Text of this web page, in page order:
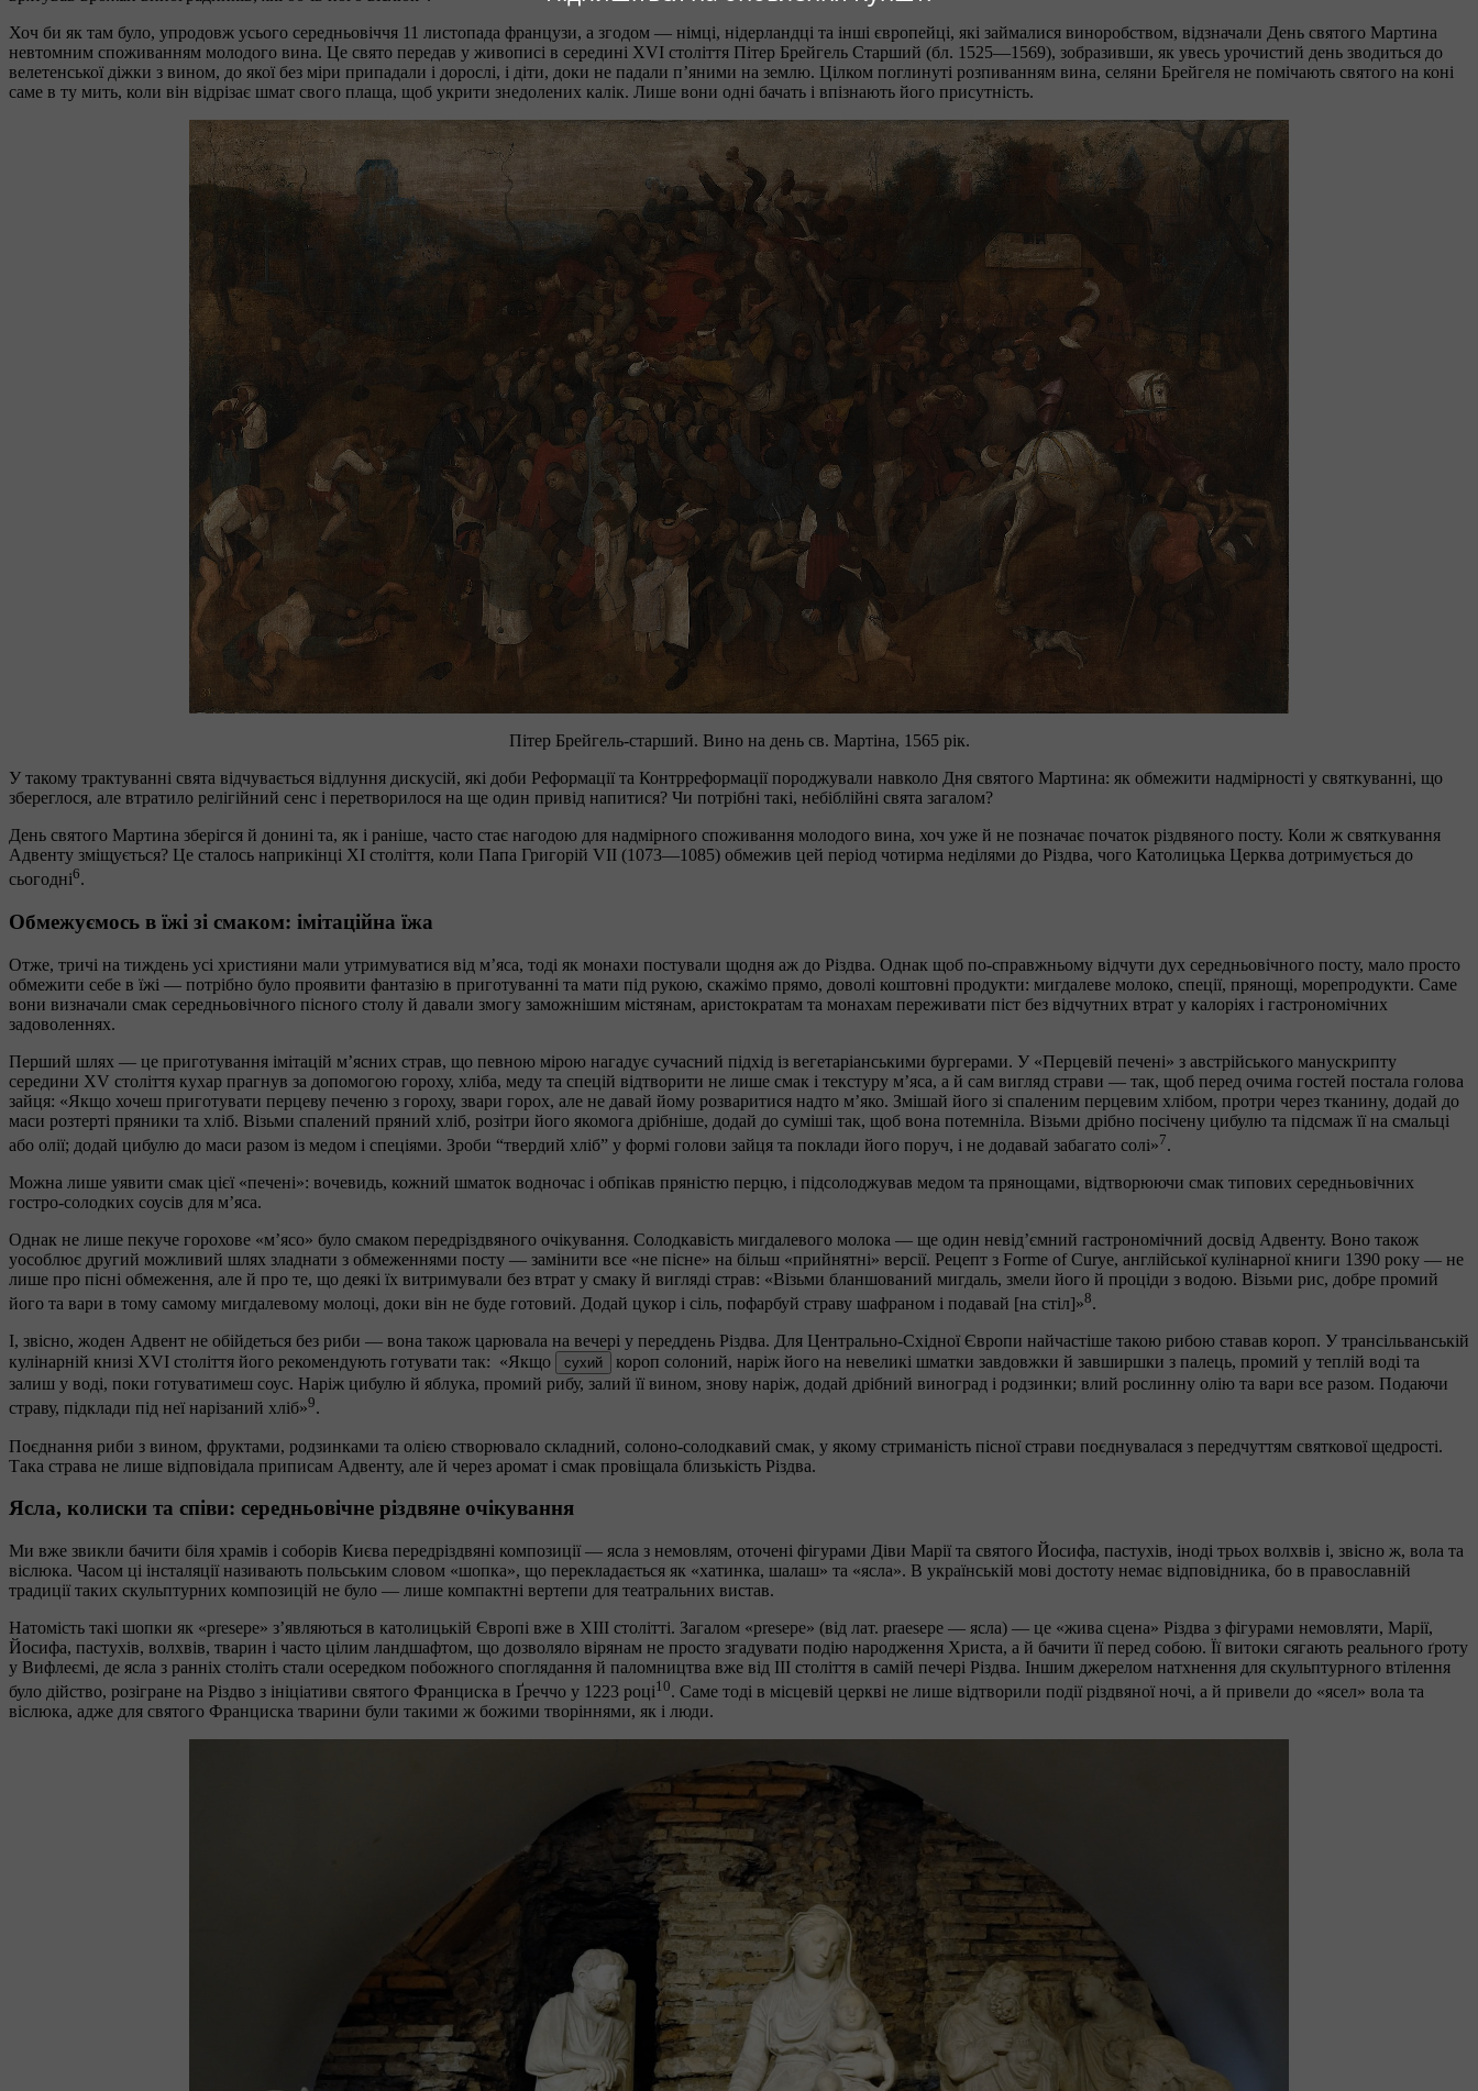
Хоч би як там було, упродовж усього середньовіччя 11 листопада французи, а згодом — німці, нідерландці та інші європейці, які займалися виноробством, відзначали День святого Мартина
невтомним споживанням молодого вина. Це свято передав у живописі в середині XVI століття Пітер Брейгель Старший (бл. 1525—1569), зобразивши, як увесь урочистий день зводиться до
велетенської діжки з вином, до якої без міри припадали і дорослі, і діти, доки не падали п’яними на землю. Цілком поглинуті розпиванням вина, селяни Брейгеля не помічають святого на коні
саме в ту мить, коли він відрізає шмат свого плаща, щоб укрити знедолених калік. Лише вони одні бачать і впізнають його присутність.
Пітер Брейгель-старший. Вино на день св. Мартіна, 1565 рік.
У такому трактуванні свята відчувається відлуння дискусій, які доби Реформації та Контрреформації породжували навколо Дня святого Мартина: як обмежити надмірності у святкуванні, що
збереглося, але втратило релігійний сенс і перетворилося на ще один привід напитися? Чи потрібні такі, небіблійні свята загалом?
День святого Мартина зберігся й донині та, як і раніше, часто стає нагодою для надмірного споживання молодого вина, хоч уже й не позначає початок різдвяного посту. Коли ж святкування
Адвенту зміщується? Це сталось наприкінці ХІ століття, коли Папа Григорій VII (1073—1085) обмежив цей період чотирма неділями до Різдва, чого Католицька Церква дотримується до
сьогодні6.
Обмежуємось в їжі зі смаком: імітаційна їжа
Отже, тричі на тиждень усі християни мали утримуватися від м’яса, тоді як монахи постували щодня аж до Різдва. Однак щоб по-справжньому відчути дух середньовічного посту, мало просто
обмежити себе в їжі — потрібно було проявити фантазію в приготуванні та мати під рукою, скажімо прямо, доволі коштовні продукти: мигдалеве молоко, спеції, прянощі, морепродукти. Саме
вони визначали смак середньовічного пісного столу й давали змогу заможнішим містянам, аристократам та монахам переживати піст без відчутних втрат у калоріях і гастрономічних
задоволеннях.
Перший шлях — це приготування імітацій м’ясних страв, що певною мірою нагадує сучасний підхід із вегетаріанськими бургерами. У «Перцевій печені» з австрійського манускрипту
середини XV століття кухар прагнув за допомогою гороху, хліба, меду та спецій відтворити не лише смак і текстуру м’яса, а й сам вигляд страви — так, щоб перед очима гостей постала голова
зайця: «Якщо хочеш приготувати перцеву печеню з гороху, звари горох, але не давай йому розваритися надто м’яко. Змішай його зі спаленим перцевим хлібом, протри через тканину, додай до
маси розтерті пряники та хліб. Візьми спалений пряний хліб, розітри його якомога дрібніше, додай до суміші так, щоб вона потемніла. Візьми дрібно посічену цибулю та підсмаж її на смальці
або олії; додай цибулю до маси разом із медом і спеціями. Зроби “твердий хліб” у формі голови зайця та поклади його поруч, і не додавай забагато солі»7.
Можна лише уявити смак цієї «печені»: вочевидь, кожний шматок водночас і обпікав пряністю перцю, і підсолоджував медом та прянощами, відтворюючи смак типових середньовічних
гостро-солодких соусів для м’яса.
Однак не лише пекуче горохове «м’ясо» було смаком передріздвяного очікування. Солодкавість мигдалевого молока — ще один невід’ємний гастрономічний досвід Адвенту. Воно також
уособлює другий можливий шлях зладнати з обмеженнями посту — замінити все «не пісне» на більш «прийнятні» версії. Рецепт з Forme of Curye, англійської кулінарної книги 1390 року — не
лише про пісні обмеження, але й про те, що деякі їх витримували без втрат у смаку й вигляді страв: «Візьми бланшований мигдаль, змели його й проціди з водою. Візьми рис, добре промий
його та вари в тому самому мигдалевому молоці, доки він не буде готовий. Додай цукор і сіль, пофарбуй страву шафраном і подавай [на стіл]»8.
І, звісно, жоден Адвент не обійдеться без риби — вона також царювала на вечері у переддень Різдва. Для Центрально-Східної Європи найчастіше такою рибою ставав короп. У трансільванській
кулінарній книзі XVI століття його рекомендують готувати так: «Якщо
сухий
короп солоний, наріж його на невеликі шматки завдовжки й завширшки з палець, промий у теплій воді та
залиш у воді, поки готуватимеш соус. Наріж цибулю й яблука, промий рибу, залий її вином, знову наріж, додай дрібний виноград і родзинки; влий рослинну олію та вари все разом. Подаючи
страву, підклади під неї нарізаний хліб»9.
Поєднання риби з вином, фруктами, родзинками та олією створювало складний, солоно-солодкавий смак, у якому стриманість пісної страви поєднувалася з передчуттям святкової щедрості.
Така страва не лише відповідала приписам Адвенту, але й через аромат і смак провіщала близькість Різдва.
Ясла, колиски та співи: середньовічне різдвяне очікування
Ми вже звикли бачити біля храмів і соборів Києва передріздвяні композиції — ясла з немовлям, оточені фігурами Діви Марії та святого Йосифа, пастухів, іноді трьох волхвів і, звісно ж, вола та
віслюка. Часом ці інсталяції називають польським словом «шопка», що перекладається як «хатинка, шалаш» та «ясла». В українській мові достоту немає відповідника, бо в православній
традиції таких скульптурних композицій не було — лише компактні вертепи для театральних вистав.
Натомість такі шопки як «presepe» з’являються в католицькій Європі вже в ХІІІ столітті. Загалом «presepe» (від лат. praesepe — ясла) — це «жива сцена» Різдва з фігурами немовляти, Марії,
Йосифа, пастухів, волхвів, тварин і часто цілим ландшафтом, що дозволяло вірянам не просто згадувати подію народження Христа, а й бачити її перед собою. Її витоки сягають реального ґроту
у Вифлеємі, де ясла з ранніх століть стали осередком побожного споглядання й паломництва вже від ІІІ століття в самій печері Різдва. Іншим джерелом натхнення для скульптурного втілення
було дійство, розігране на Різдво з ініціативи святого Франциска в Ґреччо у 1223 році10. Саме тоді в місцевій церкві не лише відтворили події різдвяної ночі, а й привели до «ясел» вола та
віслюка, адже для святого Франциска тварини були такими ж божими творіннями, як і люди.